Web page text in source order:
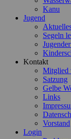
Kanu
Jugend
Segeln
Kontakt
Mitglied
Satzung
Gelbe
Links
Vorstand
Login